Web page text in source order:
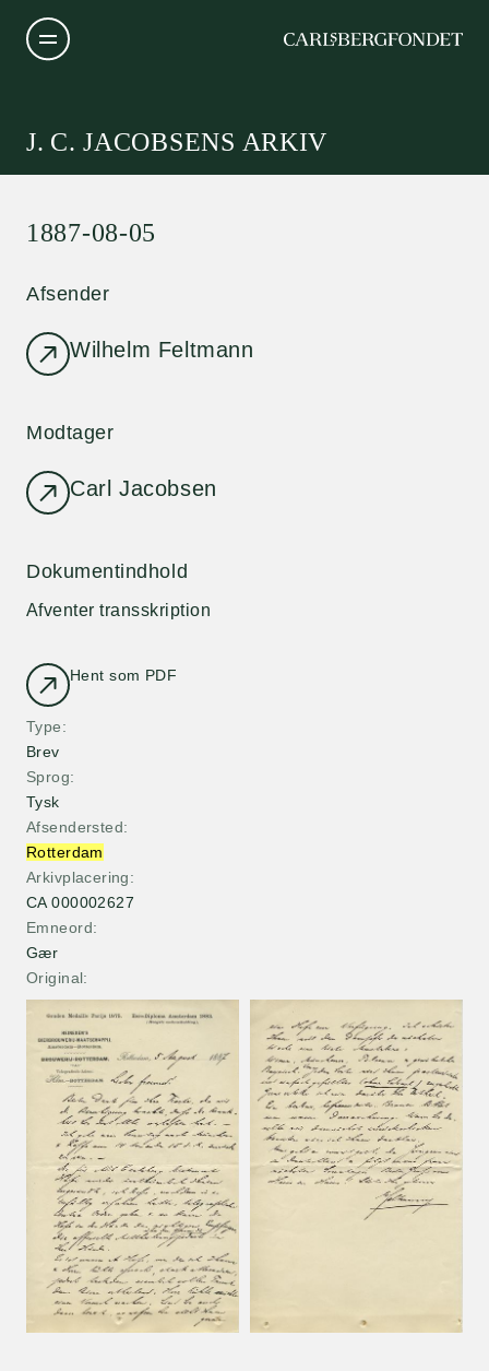
J. C. JACOBSENS ARKIV
Hent som PDF
Type
Brev
Sprog
Tysk
Afsendersted
Rotterdam
Arkivplacering
CA 000002627
Emneord
Gær
Original
1887-08-05
Afsender
Wilhelm Feltmann
Modtager
Carl Jacobsen
Dokumentindhold
Afventer transskription